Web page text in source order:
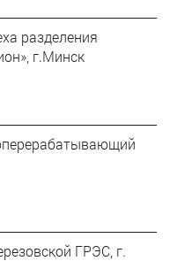
разделения
г.Минск
ГРЭС, г.